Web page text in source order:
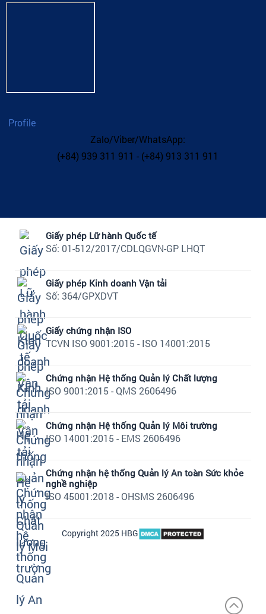
Profile
Zalo/Viber/WhatsApp:
(+84) 939 311 911 - (+84) 913 311 911
Giấy phép Lữ hành Quốc tế
Số: 01-512/2017/CDLQGVN-GP LHQT
Giấy phép Kinh doanh Vận tải
Số: 364/GPXDVT
Giấy chứng nhận ISO
TCVN ISO 9001:2015 - ISO 14001:2015
Chứng nhận Hệ thống Quản lý Chất lượng
ISO 9001:2015 - QMS 2606496
Chứng nhận Hệ thống Quản lý Môi trường
ISO 14001:2015 - EMS 2606496
Chứng nhận hệ thống Quản lý An toàn Sức khỏe
nghề nghiệp
ISO 45001:2018 - OHSMS 2606496
Copyright 2025 HBG